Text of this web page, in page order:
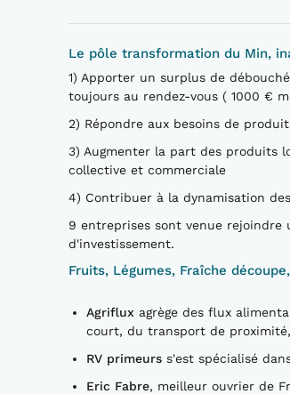
Le pôle transformation du Min,
1) Apporter un surplus de
toujours au rendez-vous ( 1000 €
2) Répondre aux besoins de
3) Augmenter la part des produits
collective et commerciale
4) Contribuer à la dynamisation
9 entreprises sont venue
d'investissement.
Fruits, Légumes, Fraîche
Agriflux agrège des flux
court, du transport de proximité,
RV primeurs s'est spécialisé
Eric Fabre, meilleur ouvrier de